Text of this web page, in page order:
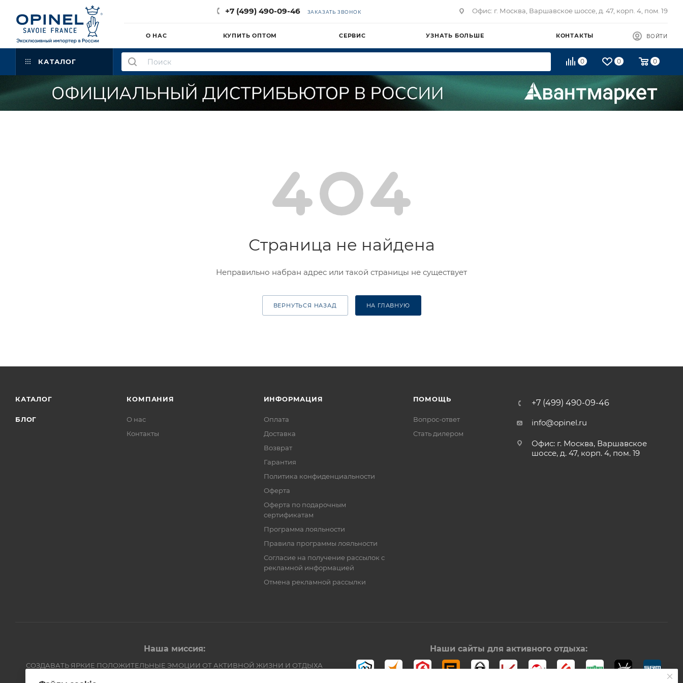
+7 (499) 490-09-46 ЗАКАЗАТЬ ЗВОНОК Офис: г. Москва, Варшавское шоссе, д. 47, корп. 4, пом. 19
О НАС КУПИТЬ ОПТОМ СЕРВИС УЗНАТЬ БОЛЬШЕ КОНТАКТЫ ВОЙТИ
КАТАЛОГ 0 0 0
Страница не найдена
Неправильно набран адрес или такой страницы не существует
ВЕРНУТЬСЯ НАЗАД НА ГЛАВНУЮ
КАТАЛОГ
БЛОГ
КОМПАНИЯ
О нас
Контакты
ИНФОРМАЦИЯ
Оплата
Доставка
Возврат
Гарантия
Политика конфиденциальности
Оферта
Оферта по подарочным
сертификатам
Программа лояльности
Правила программы лояльности
Согласие на получение рассылок с
рекламной информацией
Отмена рекламной рассылки
ПОМОЩЬ
Вопрос-ответ
Стать дилером
+7 (499) 490-09-46
info@opinel.ru
Офис: г. Москва, Варшавское
шоссе, д. 47, корп. 4, пом. 19
Наша миссия:
СОЗДАВАТЬ ЯРКИЕ ПОЛОЖИТЕЛЬНЫЕ ЭМОЦИИ ОТ АКТИВНОЙ ЖИЗНИ И ОТДЫХА
Наши сайты для активного отдыха: